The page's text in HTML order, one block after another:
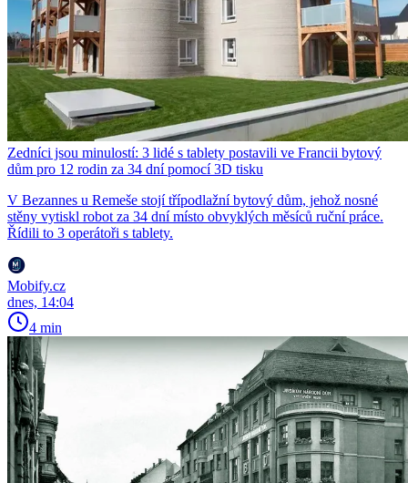
Zedníci jsou minulostí: 3 lidé s tablety postavili ve Francii bytový
dům pro 12 rodin za 34 dní pomocí 3D tisku
V Bezannes u Remeše stojí třípodlažní bytový dům, jehož nosné
stěny vytiskl robot za 34 dní místo obvyklých měsíců ruční práce.
Řídili to 3 operátoři s tablety.
Mobify.cz
dnes, 14:04
4 min